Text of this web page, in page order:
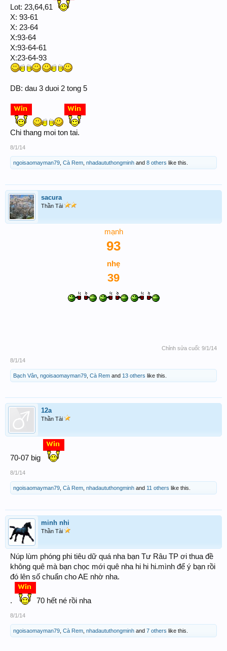
Lot: 23,64,61
X: 93-61
X: 23-64
X:93-64
X:93-64-61
X:23-64-93
DB: dau 3 duoi 2 tong 5
Chi thang moi ton tai.
8/1/14
ngoisaomayman79 Cà Rem nhadaututhongminh and 8 others like this.
sacura
Thần Tài
mạnh
93
nhẹ
39
Chỉnh sửa cuối: 9/1/14
8/1/14
Bạch Vân ngoisaomayman79 Cà Rem and 13 others like this.
12a
Thần Tài
70-07 big
8/1/14
ngoisaomayman79 Cà Rem nhadaututhongminh and 11 others like this.
minh nhi
Thần Tài
Núp lùm phóng phi tiêu dữ quá nha bạn Tư Râu TP ơi thua đề
không quê mà bạn chọc mới quê nha hi hi hi.mình để ý bạn rồi
đó lên số chuẩn cho AE nhờ nha.
. 70 hết né rồi nha
8/1/14
ngoisaomayman79 Cà Rem nhadaututhongminh and 7 others like this.